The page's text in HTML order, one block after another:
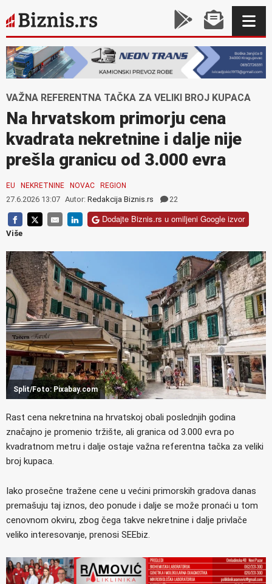
VAŽNA REFERENTNA TAČKA ZA VELIKI BROJ KUPACA
Na hrvatskom primorju cena
kvadrata nekretnine i dalje nije
prešla granicu od 3.000 evra
EU NEKRETNINE NOVAC REGION
27.6.2026 13:07 Autor: Redakcija Biznis.rs 22
Dodajte Biznis.rs u omiljeni Google izvor
Više
Split/Foto: Pixabay.com
Rast cena nekretnina na hrvatskoj obali poslednjih godina
značajno je promenio tržište, ali granica od 3.000 evra po
kvadratnom metru i dalje ostaje važna referentna tačka za veliki
broj kupaca.
Iako prosečne tražene cene u većini primorskih gradova danas
premašuju taj iznos, deo ponude i dalje se može pronaći u tom
cenovnom okviru, zbog čega takve nekretnine i dalje privlače
veliko interesovanje, prenosi SEEbiz.